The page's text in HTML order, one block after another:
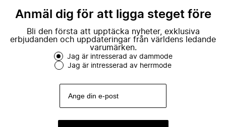
Anmäl dig för att ligga steget före
Bli den första att upptäcka nyheter, exklusiva
erbjudanden och uppdateringar från världens ledande
varumärken.
Jag är intresserad av dammode
Jag är intresserad av herrmode